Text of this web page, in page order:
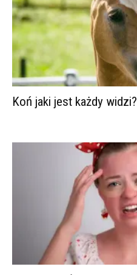
Koń jaki jest każdy widzi?